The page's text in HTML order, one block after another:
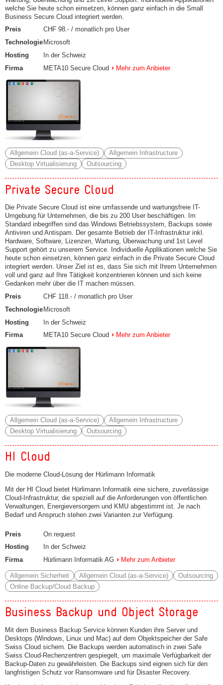
welche Sie heute schon einsetzen, können ganz einfach in die Small
Business Secure Cloud integriert werden.
Preis
CHF 98.- / monatlich pro User
Technologie Microsoft
Hosting
In der Schweiz
Firma
META10 Secure Cloud Mehr zum Anbieter
Allgemein Cloud (as-a-Service)
Allgemein Infrastructure
Desktop Virtualisierung
Outsourcing
Private Secure Cloud
Die Private Secure Cloud ist eine umfassende und wartungsfreie IT-
Umgebung für Unternehmen, die bis zu 200 User beschäftigen. Im
Standard inbegriffen sind das Windows Betriebssystem, Backups sowie
Antiviren und Antispam. Der gesamte Betrieb der IT-Infrastruktur inkl.
Hardware, Software, Lizenzen, Wartung, Überwachung und 1st Level
Support gehört zu unserem Service. Individuelle Applikationen welche Sie
heute schon einsetzen, können ganz einfach in die Private Secure Cloud
integriert werden. Unser Ziel ist es, dass Sie sich mit Ihrem Unternehmen
voll und ganz auf Ihre Tätigkeit konzentrieren können und sich keine
Gedanken mehr über die IT machen müssen.
Preis
CHF 118.- / monatlich pro User
Technologie Microsoft
Hosting
In der Schweiz
Firma
META10 Secure Cloud Mehr zum Anbieter
Allgemein Cloud (as-a-Service)
Allgemein Infrastructure
Desktop Virtualisierung
Outsourcing
HI Cloud
Die moderne Cloud-Lösung der Hürlimann Informatik
Mit der HI Cloud bietet Hürlimann Informatik eine sichere, zuverlässige
Cloud-Infrastruktur, die speziell auf die Anforderungen von öffentlichen
Verwaltungen, Energieversorgern und KMU abgestimmt ist. Je nach
Bedarf und Anspruch stehen zwei Varianten zur Verfügung.
Preis
On request
Hosting
In der Schweiz
Firma
Hürlimann Informatik AG Mehr zum Anbieter
Allgemein Sicherheit Allgemein Cloud (as-a-Service)
Outsourcing
Online Backup/Cloud Backup
Business Backup und Object Storage
Mit dem Business Backup Service können Kunden ihre Server und
Desktops (Windows, Linux und Mac) auf dem Objektspeicher der Safe
Swiss Cloud sichern. Die Backups werden automatisch in zwei Safe
Swiss Cloud-Rechenzentren gespiegelt, um maximale Verfügbarkeit der
Backup-Daten zu gewährleisten. Die Backups sind eignen sich für den
langfristigen Schutz vor Ransomware und für Disaster Recovery.